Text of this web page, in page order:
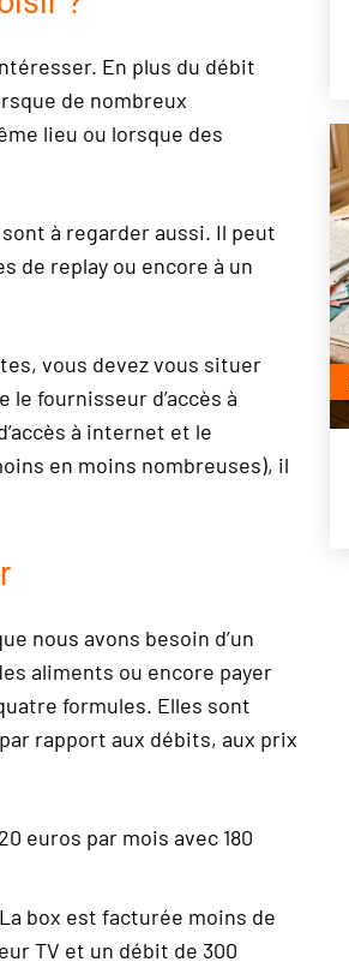
En plus du débit
de nombreux
lieu ou lorsque des
à regarder aussi. Il peut
de replay ou encore à un
vous devez vous situer
le fournisseur d’accès à
à internet et le
en moins nombreuses), il
nous avons besoin d’un
aliments ou encore payer
formules. Elles sont
rapport aux débits, aux prix
euros par mois avec 180
box est facturée moins de
TV et un débit de 300